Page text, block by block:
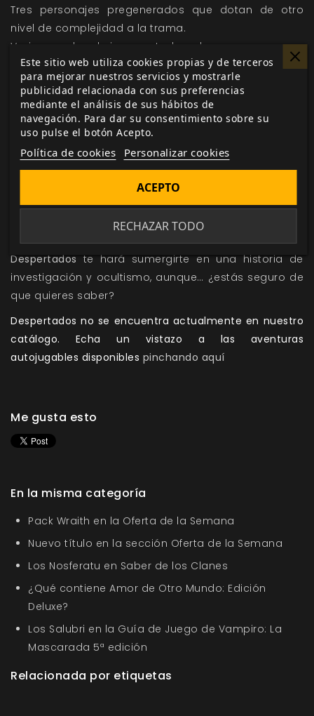
Tres personajes pregenerados que dotan de otro
nivel de complejidad a la trama.
Varias ayudas de juego a todo color, como mapas y
fotografías.
Las reglas del sistemaHitoscon todo lo necesario
para jugar esta aventura.
Despertados (reloaded) cuenta con36 páginasen
blanco y negro y color y con portada a color. El
precio en su edición enpapel + PDF es de 5,99 €,y en
PDF es de 2,25 €.
Despertados te hará sumergirte en una historia de
investigación y ocultismo, aunque… ¿estás seguro de
que quieres saber?
Despertados no se encuentra actualmente en nuestro
catálogo. Echa un vistazo a las aventuras
autojugables disponibles pinchando aquí
Me gusta esto
En la misma categoría
Pack Wraith en la Oferta de la Semana
Nuevo título en la sección Oferta de la Semana
Los Nosferatu en Saber de los Clanes
¿Qué contiene Amor de Otro Mundo: Edición
Deluxe?
Los Salubri en la Guía de Juego de Vampiro: La
Mascarada 5ª edición
Relacionada por etiquetas
Este sitio web utiliza cookies propias y de terceros
para mejorar nuestros servicios y mostrarle
publicidad relacionada con sus preferencias
mediante el análisis de sus hábitos de
navegación. Para dar su consentimiento sobre su
uso pulse el botón Acepto.
Política de cookies Personalizar cookies
RECHAZAR TODO
ACEPTO